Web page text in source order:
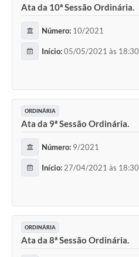
Ata da 10ª Sessão Ordinária.
Número: 10/2021
Início:05/05/2021 às 18:30
ORDINÁRIA
Ata da 9ª Sessão Ordinária.
Número: 9/2021
Início: 27/04/2021 às 18:30
ORDINÁRIA
Ata da 8ª Sessão Ordinária.